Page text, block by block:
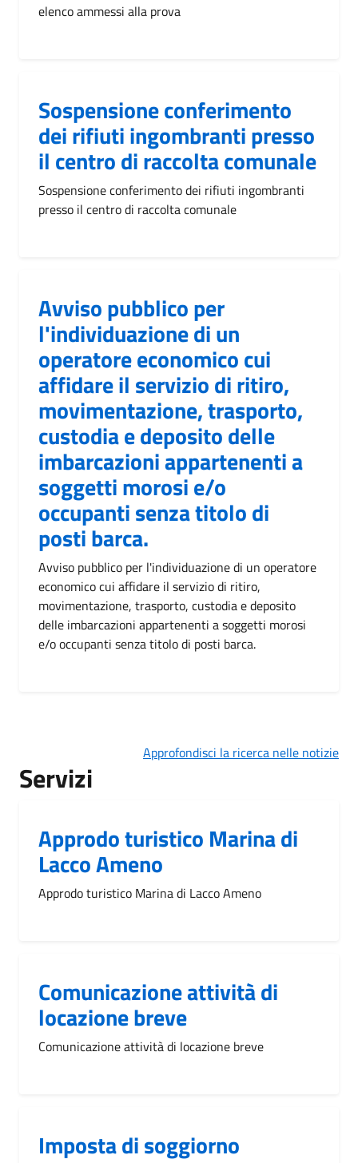
elenco ammessi alla prova
Sospensione conferimento
dei rifiuti ingombranti presso
il centro di raccolta comunale
Sospensione conferimento dei rifiuti ingombranti
presso il centro di raccolta comunale
Avviso pubblico per
l'individuazione di un
operatore economico cui
affidare il servizio di ritiro,
movimentazione, trasporto,
custodia e deposito delle
imbarcazioni appartenenti a
soggetti morosi e/o
occupanti senza titolo di
posti barca.
Avviso pubblico per l'individuazione di un operatore
economico cui affidare il servizio di ritiro,
movimentazione, trasporto, custodia e deposito
delle imbarcazioni appartenenti a soggetti morosi
e/o occupanti senza titolo di posti barca.
Approfondisci la ricerca nelle notizie
Servizi
Approdo turistico Marina di
Lacco Ameno
Approdo turistico Marina di Lacco Ameno
Comunicazione attività di
locazione breve
Comunicazione attività di locazione breve
Imposta di soggiorno